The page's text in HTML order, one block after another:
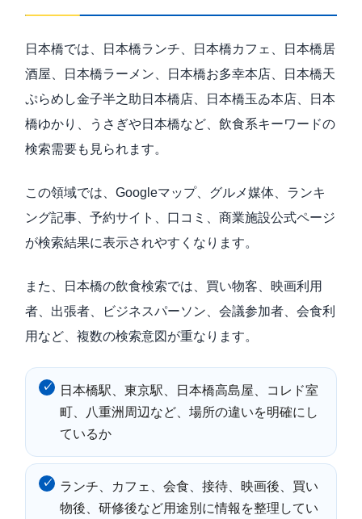
日本橋では、日本橋ランチ、日本橋カフェ、日本橋居
酒屋、日本橋ラーメン、日本橋お多幸本店、日本橋天
ぷらめし金子半之助日本橋店、日本橋玉ゐ本店、日本
橋ゆかり、うさぎや日本橋など、飲食系キーワードの
検索需要も見られます。
この領域では、Googleマップ、グルメ媒体、ランキ
ング記事、予約サイト、口コミ、商業施設公式ページ
が検索結果に表示されやすくなります。
また、日本橋の飲食検索では、買い物客、映画利用
者、出張者、ビジネスパーソン、会議参加者、会食利
用など、複数の検索意図が重なります。
日本橋駅、東京駅、日本橋高島屋、コレド室
町、八重洲周辺など、場所の違いを明確にし
ているか
ランチ、カフェ、会食、接待、映画後、買い
物後、研修後など用途別に情報を整理してい